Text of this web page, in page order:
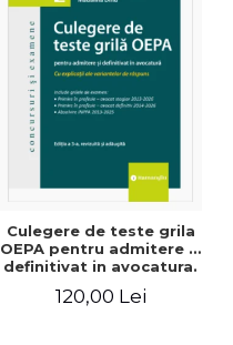
Culegere de teste grila
OEPA pentru admitere si
definitivat in avocatura.
variantelor de raspuns.
120,00 Lei